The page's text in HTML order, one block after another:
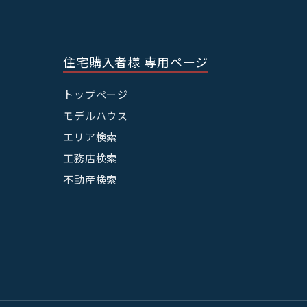
住宅購入者様 専用ページ
トップページ
モデルハウス
エリア検索
工務店検索
不動産検索